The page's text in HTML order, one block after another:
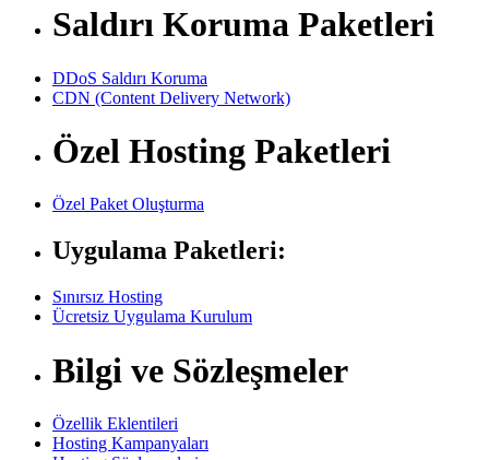
Saldırı Koruma Paketleri
DDoS Saldırı Koruma
CDN (Content Delivery Network)
Özel Hosting Paketleri
Özel Paket Oluşturma
Uygulama Paketleri:
Sınırsız Hosting
Ücretsiz Uygulama Kurulum
Bilgi ve Sözleşmeler
Özellik Eklentileri
Hosting Kampanyaları